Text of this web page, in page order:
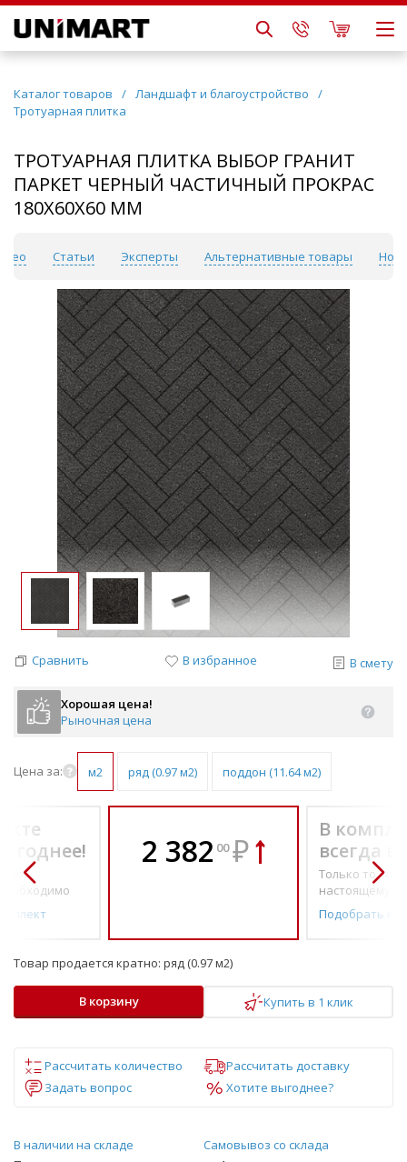
Каталог товаров / Ландшафт и благоустройство
/
Тротуарная плитка
ТРОТУАРНАЯ ПЛИТКА ВЫБОР ГРАНИТ
ПАРКЕТ ЧЕРНЫЙ ЧАСТИЧНЫЙ ПРОКРАС
180Х60Х60 ММ
Статьи Эксперты Альтернативные товары
Сравнить В избранное В смету
Хорошая цена!
Рыночная цена
Цена за: м2 ряд (0.97 м2) поддон (11.64 м2)
по-
2 382 00 ₽
В
всегда
Только то, что
настоящему
Подобрать
Товар продается кратно: ряд (0.97 м2)
В корзину Купить в 1 клик
Рассчитать количество
Рассчитать доставку
Задать вопрос
Хотите выгоднее?
В наличии на складе
Самовывоз со склада